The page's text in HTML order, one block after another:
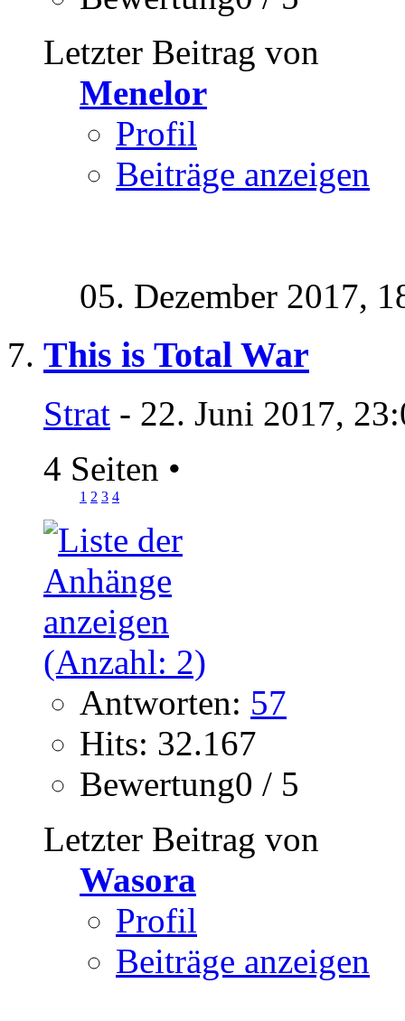
Letzter Beitrag von
Menelor
Profil
Beiträge anzeigen
05. Dezember 2017,
This is Total War
Strat - 22. Juni 2017,
4 Seiten •
1 2 3 4
Antworten: 57
Hits: 32.167
Bewertung0 / 5
Letzter Beitrag von
Wasora
Profil
Beiträge anzeigen